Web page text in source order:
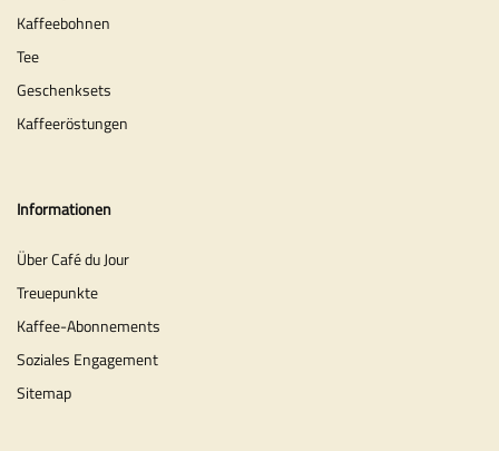
Kaffeebohnen
Tee
Geschenksets
Kaffeeröstungen
Informationen
Über Café du Jour
Treuepunkte
Kaffee-Abonnements
Soziales Engagement
Sitemap